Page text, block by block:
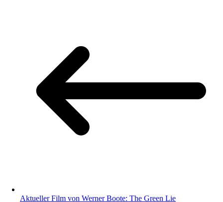
Aktueller Film von Werner Boote: The Green Lie